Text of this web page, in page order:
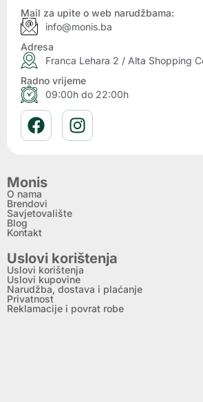
Mail za upite o web narudžbama:
info@monis.ba
Adresa
Franca Lehara 2 / Alta Shopping
Radno vrijeme
09:00h do 22:00h
Monis
O nama
Brendovi
Savjetovalište
Blog
Kontakt
Uslovi korištenja
Uslovi korištenja
Uslovi kupovine
Narudžba, dostava i plaćanje
Privatnost
Reklamacije i povrat robe